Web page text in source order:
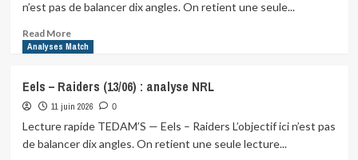
(17/06)
:
analyse
n’est pas de balancer dix angles. On retient une seule...
Read MoreRead
more
Tigers
–
Titans
:
Analyses Match
Eels – Raiders (13/06) : analyse NRL
11 juin 2026 0
Lecture rapide TEDAM’S — Eels – Raiders L’objectif ici n’est pas
de balancer dix angles. On retient une seule lecture...